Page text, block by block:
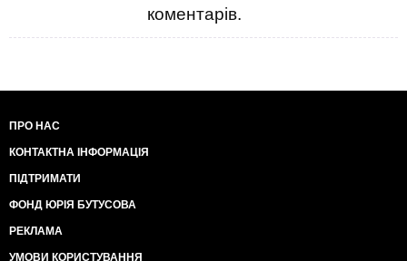
коментарів.
ПРО НАС
КОНТАКТНА ІНФОРМАЦІЯ
ПІДТРИМАТИ
ФОНД ЮРІЯ БУТУСОВА
РЕКЛАМА
УМОВИ КОРИСТУВАННЯ